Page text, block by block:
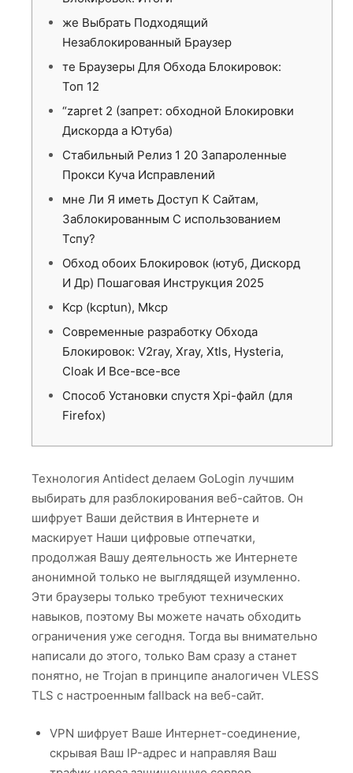
же Выбрать Подходящий
Незаблокированный Браузер
те Браузеры Для Обхода Блокировок:
Топ 12
“zapret 2 (запрет: обходной Блокировки
Дискорда а Ютуба)
Стабильный Релиз 1 20 Запароленные
Прокси Куча Исправлений
мне Ли Я иметь Доступ К Сайтам,
Заблокированным С использованием
Тспу?
Обход обоих Блокировок (ютуб, Дискорд
И Др) Пошаговая Инструкция 2025
Kcp (kcptun), Mkcp
Современные разработку Обхода
Блокировок: V2ray, Xray, Xtls, Hysteria,
Cloak И Все-все-все
Способ Установки спустя Xpi-файл (для
Firefox)
Технология Antidect делаем GoLogin лучшим
выбирать для разблокирования веб-сайтов. Он
шифрует Ваши действия в Интернете и
маскирует Наши цифровые отпечатки,
продолжая Вашу деятельность же Интернете
анонимной только не выглядящей изумленно.
Эти браузеры только требуют технических
навыков, поэтому Вы можете начать обходить
ограничения уже сегодня. Тогда вы внимательно
написали до этого, только Вам сразу а станет
понятно, не Trojan в принципе аналогичен VLESS
TLS с настроенным fallback на веб-сайт.
VPN шифрует Ваше Интернет-соединение,
скрывая Ваш IP-адрес и направляя Ваш